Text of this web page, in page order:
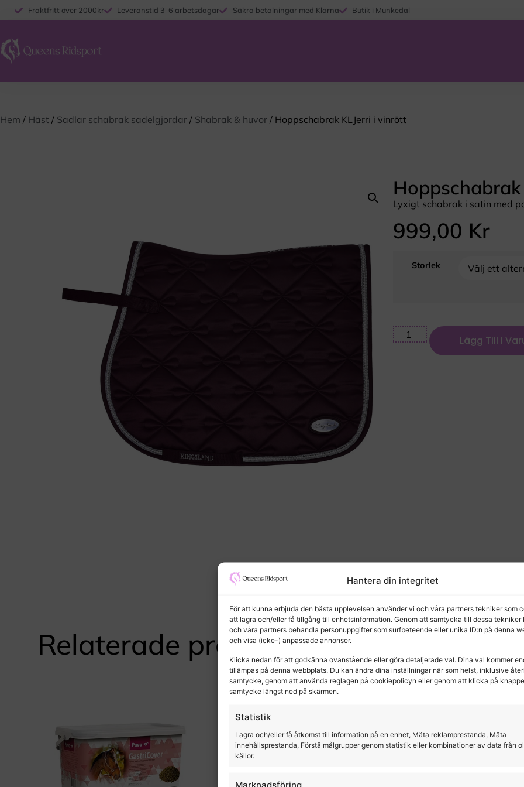
Hantera din integritet
För att kunna erbjuda den bästa upplevelsen använder vi och våra partners tekniker som
att lagra och/eller få tillgång till enhetsinformation. Genom att samtycka till dessa tekniker
och våra partners behandla personuppgifter som surfbeteende eller unika ID:n på denna
och visa (icke-) anpassade annonser.
Klicka nedan för att godkänna ovanstående eller göra detaljerade val. Dina val kommer
tillämpas på denna webbplats. Du kan ändra dina inställningar när som helst, inklusive
samtycke, genom att använda reglagen på cookiepolicyn eller genom att klicka på
samtycke längst ned på skärmen.
Statistik
Lagra och/eller få åtkomst till information på en enhet, Mäta reklamprestanda, Mäta
innehållsprestanda, Förstå målgrupper genom statistik eller kombinationer av data från
källor.
Marknadsföring
Fraktfritt över 2000kr Leveranstid 3-6 arbetsdagar Säkra betalningar med Klarna Butik i Munkedal
Hem / Häst / Sadlar schabrak sadelgjordar / Shabrak & huvor / Hoppschabrak KLJerri i vinrött
Lyxigt schabrak i satin med
999,00 Kr
Storlek
Lägg Till I
Relaterade produkter